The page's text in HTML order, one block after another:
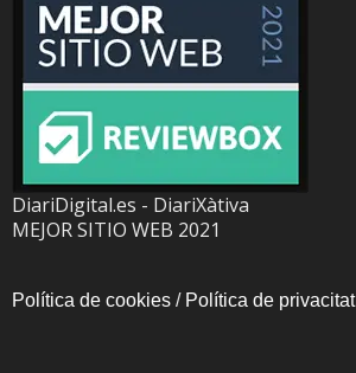
DiariDigital.es - DiariXàtiva
MEJOR SITIO WEB 2021
Política de cookies / Política de privacitat